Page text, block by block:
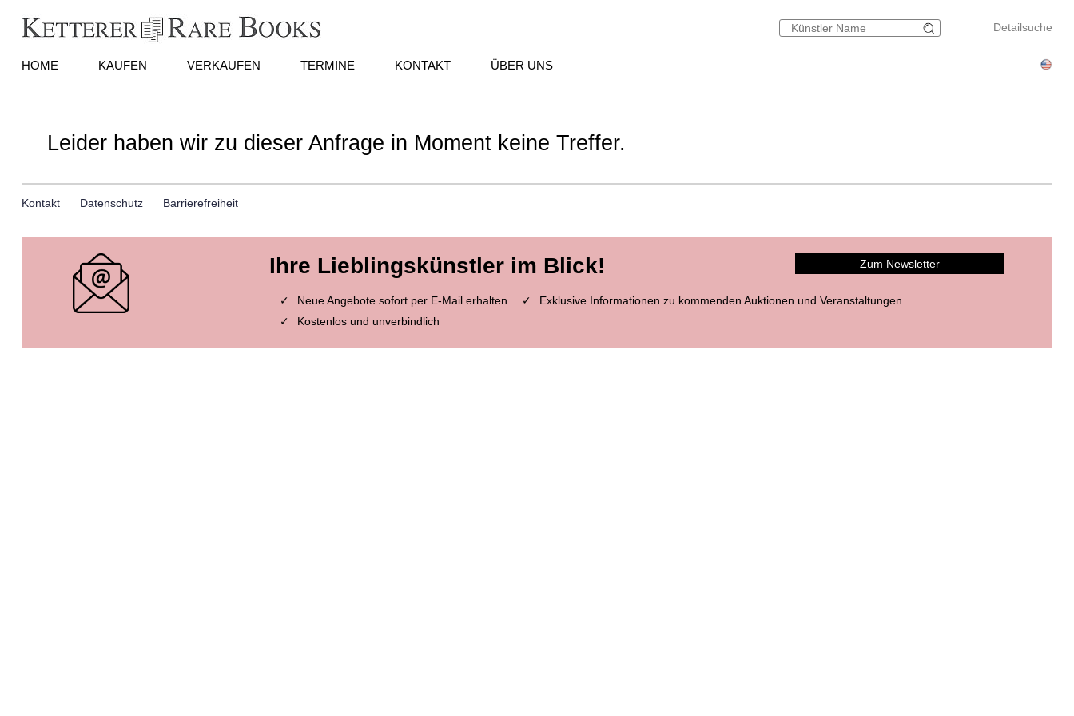
Detailsuche
HOME KAUFEN VERKAUFEN TERMINE KONTAKT ÜBER UNS
Leider haben wir zu dieser Anfrage in Moment keine Treffer.
Kontakt Datenschutz Barrierefreiheit
Ihre Lieblingskünstler im Blick!
Neue Angebote sofort per E-Mail erhalten
Exklusive Informationen zu kommenden Auktionen und Veranstaltungen
Kostenlos und unverbindlich
Zum Newsletter